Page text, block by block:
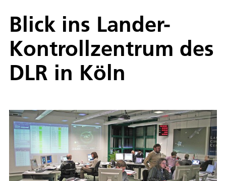
Blick ins Lander-
Kontrollzentrum des
DLR in Köln